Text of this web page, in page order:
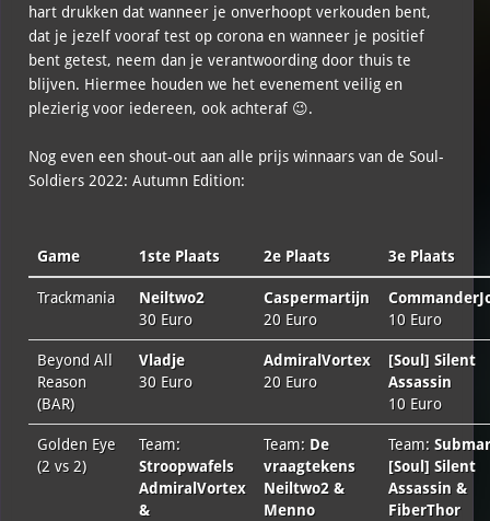
hart drukken dat wanneer je onverhoopt verkouden bent,
dat je jezelf vooraf test op corona en wanneer je positief
bent getest, neem dan je verantwoording door thuis te
blijven. Hiermee houden we het evenement veilig en
plezierig voor iedereen, ook achteraf 😉.
Nog even een shout-out aan alle prijs winnaars van de Soul-
Soldiers 2022: Autumn Edition:
Game 1ste Plaats 2e Plaats 3e Plaats
Trackmania
Neiltwo2
30 Euro
Caspermartijn
20 Euro
10 Euro
Beyond All
Reason
(BAR)
Vladje
30 Euro
AdmiralVortex
20 Euro
[Soul] Silent
Assassin
10 Euro
Golden Eye
(2 vs 2)
Team:
Stroopwafels
AdmiralVortex
&
Team: De
vraagtekens
Neiltwo2 &
Menno
Team:
[Soul] Silent
Assassin &
FiberThor